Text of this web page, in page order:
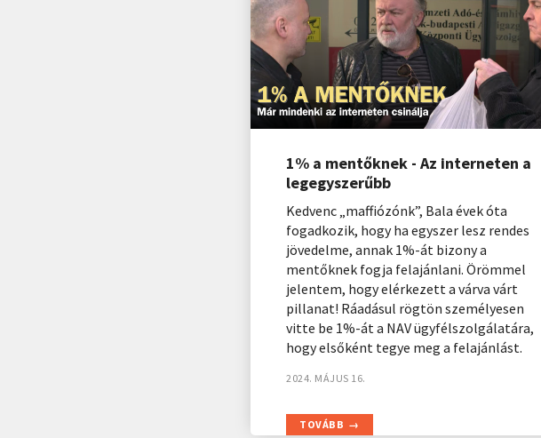
1% a mentőknek - Az interneten a
legegyszerűbb
Kedvenc „maffiózónk”, Bala évek óta
fogadkozik, hogy ha egyszer lesz rendes
jövedelme, annak 1%-át bizony a
mentőknek fogja felajánlani. Örömmel
jelentem, hogy elérkezett a várva várt
pillanat! Ráadásul rögtön személyesen
vitte be 1%-át a NAV ügyfélszolgálatára,
hogy elsőként tegye meg a felajánlást.
TOVÁBB
2024. MÁJUS 16.